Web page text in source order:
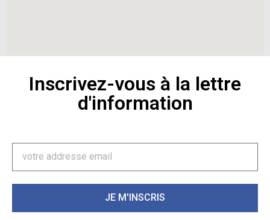
Inscrivez-vous à la lettre
d'information
JE M'INSCRIS